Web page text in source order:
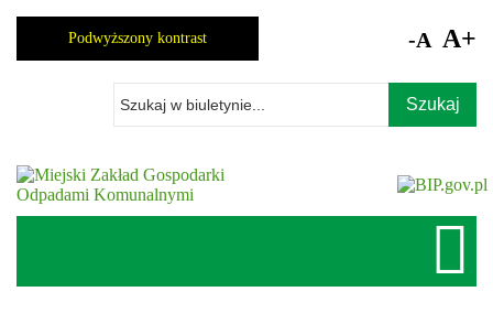
zawartości
Podwyższony kontrast -A A+
szukaną
frazę